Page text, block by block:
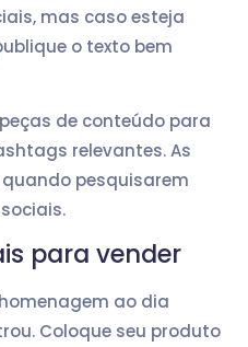
mas caso esteja
o texto bem
de conteúdo para
relevantes. As
pesquisarem
para vender
ao dia
Coloque seu produto